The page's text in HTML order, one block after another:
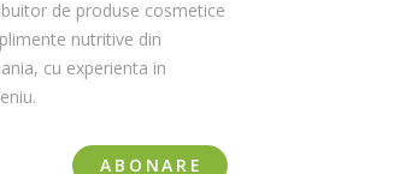
de produse cosmetice
nutritive din
cu experienta in
ABONARE